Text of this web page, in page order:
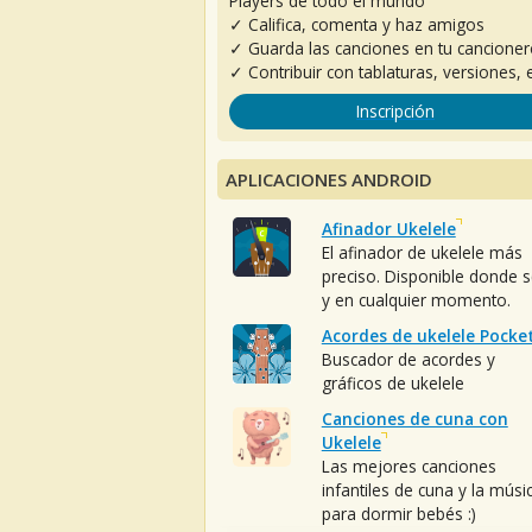
✓ Califica, comenta y haz amigos
✓ Guarda las canciones en tu
✓ Contribuir con tablaturas, versiones,
Inscripción
APLICACIONES ANDROID
Afinador Ukelele
El afinador de ukelele más
preciso. Disponible donde
y en cualquier momento.
Acordes de ukelele
Buscador de acordes y
gráficos de ukelele
Canciones de cuna con
Ukelele
Las mejores canciones
infantiles de cuna y la
para dormir bebés :)